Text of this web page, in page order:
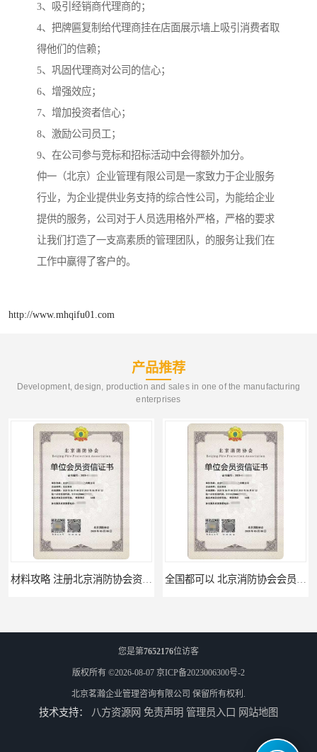
3、吸引经销商代理商的；
4、把牌匾复制给代理商挂在店面展示墙上吸引消费者取
得他们的信赖；
5、巩固代理商对公司的信心；
6、增强效应；
7、增加投资者信心；
8、激励公司员工；
9、在公司参与竞标和招标活动中会得额外加分。
仲一（北京）企业管理有限公司是一家致力于企业服务
行业，为企业提供业务支持的综合性公司，为能给企业
提供的服务，公司对于人员选用格外严格，严格的要求
让我们打造了一支高素质的管理团队，的服务让我们在
工作中赢得了客户的。
http://www.mhqifu01.com
产品推荐
Development, design, production and sales in one of the manufacturing
enterprises
材料攻略 注册北京消防协会资质的资料 全国都可以 北京消防协会会员证申请手续
您是第7652176位访客
版权所有 ©2026-08-07 京ICP备2023006300号-2
北京茗瀚企业管理咨询有限公司 保留所有权利.
技术支持： 八方资源网 免责声明 管理员入口 网站地图